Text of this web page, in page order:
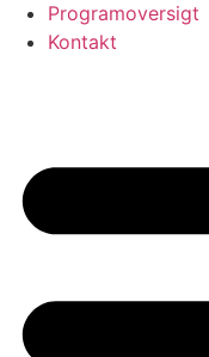
Programoversigt
Kontakt